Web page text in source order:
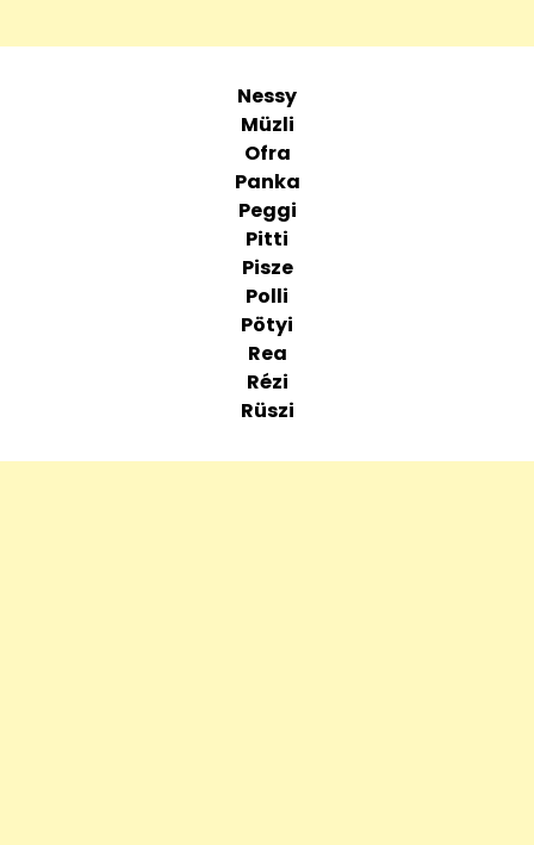
Nessy
Müzli
Ofra
Panka
Peggi
Pitti
Pisze
Polli
Pötyi
Rea
Rézi
Rüszi